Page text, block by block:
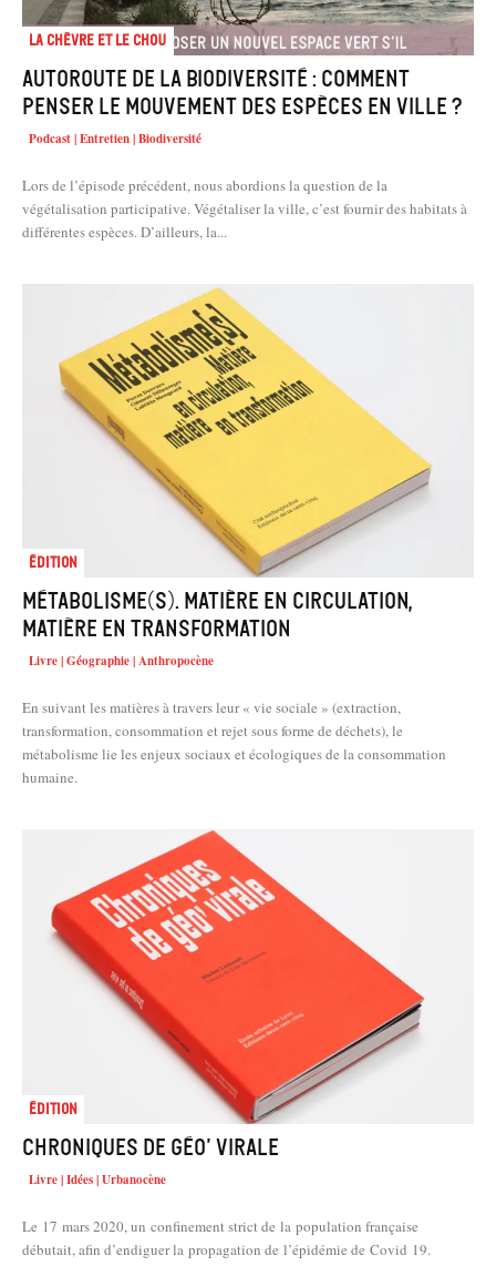
La chèvre et le chou
Autoroute de la biodiversité : comment
penser le mouvement des espèces en ville ?
Podcast | Entretien | Biodiversité
Lors de l’épisode précédent, nous abordions la question de la
végétalisation participative. Végétaliser la ville, c’est fournir des habitats à
différentes espèces. D’ailleurs, la...
Édition
Métabolisme(s). Matière en circulation,
matière en transformation
Livre | Géographie | Anthropocène
En suivant les matières à travers leur « vie sociale » (extraction,
transformation, consommation et rejet sous forme de déchets), le
métabolisme lie les enjeux sociaux et écologiques de la consommation
humaine.
Édition
Chroniques de géo’ virale
Livre | Idées | Urbanocène
Le 17 mars 2020, un confinement strict de la population française
débutait, afin d’endiguer la propagation de l’épidémie de Covid 19.